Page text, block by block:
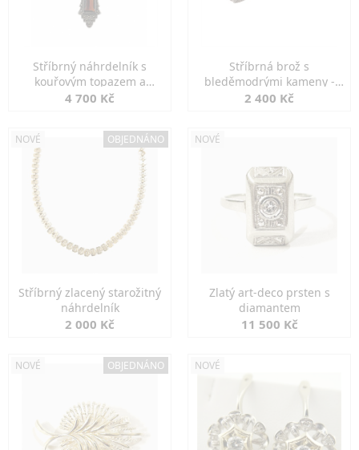
Stříbrný náhrdelník s
kouřovým topazem a
markazity
4 700 Kč
Stříbrná brož s
bleděmodrými kameny -
jemná elegance
2 400 Kč
NOVÉ OBJEDNÁNO
Stříbrný zlacený starožitný
náhrdelník
2 000 Kč
NOVÉ
Zlatý art-deco prsten s
diamantem
11 500 Kč
NOVÉ OBJEDNÁNO NOVÉ